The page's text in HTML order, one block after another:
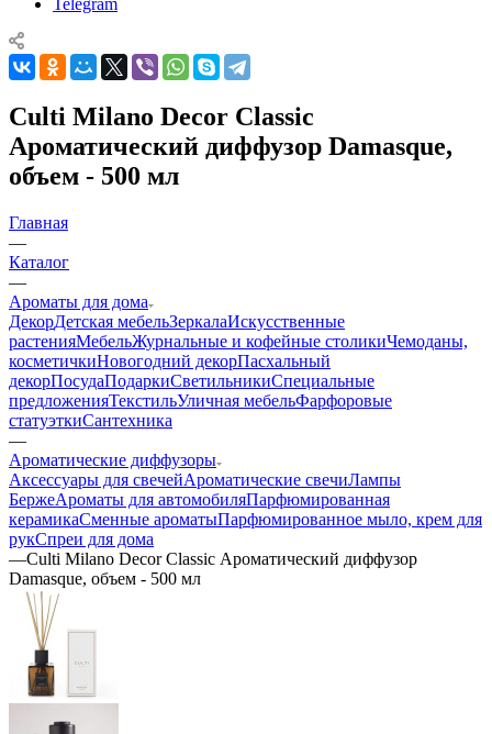
Telegram
Culti Milano Decor Classic
Ароматический диффузор Damasque,
объем - 500 мл
Главная
—
Каталог
—
Ароматы для дома
ДекорДетская мебельЗеркалаИскусственные
растенияМебельЖурнальные и кофейные столикиЧемоданы,
косметичкиНовогодний декорПасхальный
декорПосудаПодаркиСветильникиСпециальные
предложенияТекстильУличная мебельФарфоровые
статуэткиСантехника
—
Ароматические диффузоры
Аксессуары для свечейАроматические свечиЛампы
БержеАроматы для автомобиляПарфюмированная
керамикаСменные ароматыПарфюмированное мыло, крем для
рукСпреи для дома
—Culti Milano Decor Classic Ароматический диффузор
Damasque, объем - 500 мл